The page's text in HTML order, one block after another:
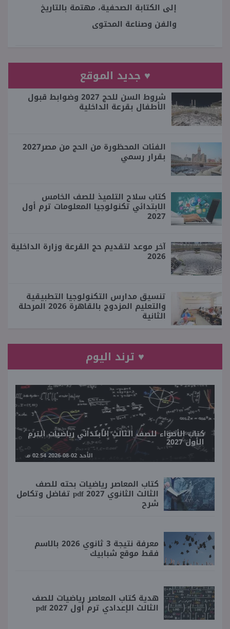
إلى الكتابة الصحفية، مهتمة بالتاريخ
والفن وصناعة المحتوى
♥ جديد الموقع
شروط السن للحج 2027 وضوابط قبول
الأطفال بقرعة الداخلية
الفئات المحظورة من الحج من مصر2027
بقرار رسمي
كتاب سلاح التلميذ للصف الخامس
الابتدائي تكنولوجيا المعلومات ترم أول
2027
آخر موعد لتقديم حج القرعة وزارة الداخلية
2026
تنسيق مدارس التكنولوجيا التطبيقية
والتعليم المزدوج بالقاهرة 2026 المرحلة
الثانية
♥ ترند اليوم
كتاب الأضواء للصف الثالث الابتدائي رياضيات الترم
الأول 2027
الأحد 02-08-2026 02:54 مـ
كتاب المعاصر رياضيات بحته للصف
الثالث الثانوي 2027 pdf تفاضل وتكامل
شرح
معرفة نتيجة 3 ثانوي 2026 بالاسم
فقط موقع شبابيك
هدية كتاب المعاصر رياضيات للصف
الثالث الإعدادي ترم أول 2027 pdf